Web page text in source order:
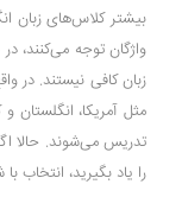
بیشتر کلاس‌های زبان
واژگان توجه می‌کنند،
زبان کافی نیستند. در
مثل آمریکا، انگلستان
تدریس می‌شوند. حالا
را یاد بگیرید، انتخاب